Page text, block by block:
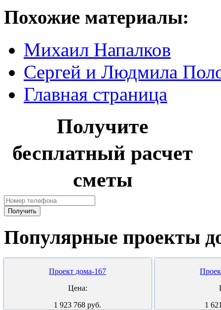
Похожие материалы:
Михаил Напалков
Сергей и Людмила
Главная страница
Получите
бесплатный расчет
сметы
Популярные проекты
Проект дома-167
Цена:
1 923 768 руб.
1